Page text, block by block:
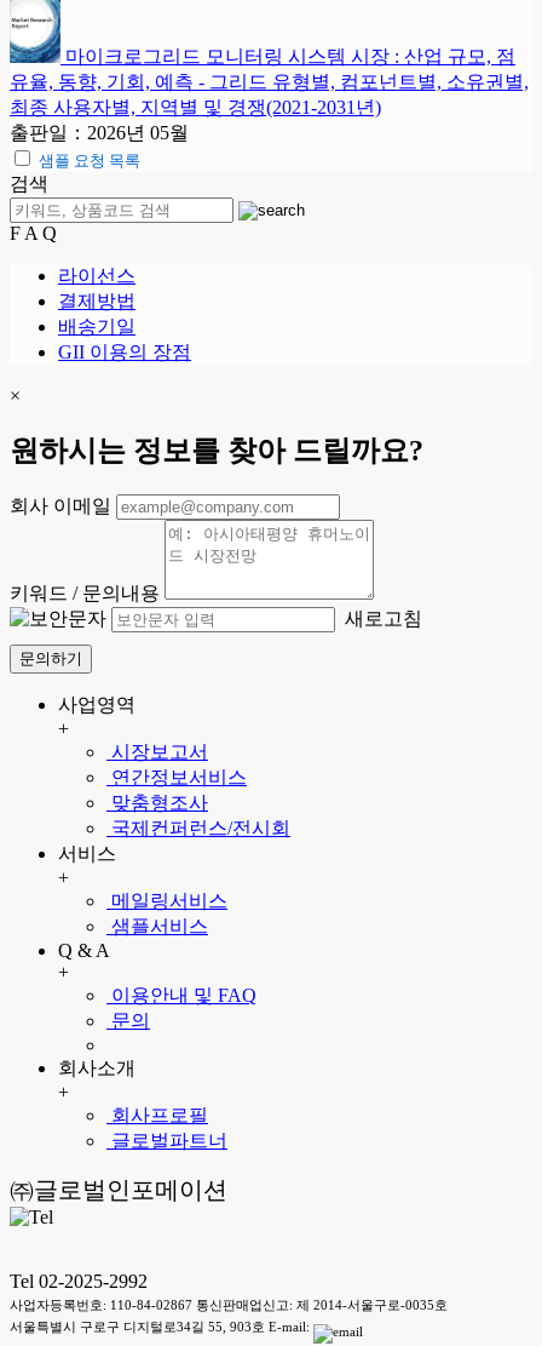
마이크로그리드 모니터링 시스템 시장 : 산업 규모, 점
유율, 동향, 기회, 예측 - 그리드 유형별, 컴포넌트별, 소유권별,
최종 사용자별, 지역별 및 경쟁(2021-2031년)
출판일：2026년 05월
샘플 요청 목록
검색
F A Q
라이선스
결제방법
배송기일
GII 이용의 장점
×
원하시는 정보를 찾아 드릴까요?
회사 이메일
키워드 / 문의내용
새로고침
문의하기
사업영역
+
시장보고서
연간정보서비스
맞춤형조사
국제컨퍼런스/전시회
서비스
+
메일링서비스
샘플서비스
Q & A
+
이용안내 및 FAQ
문의
회사소개
+
회사프로필
글로벌파트너
㈜글로벌인포메이션
Tel 02-2025-2992
사업자등록번호: 110-84-02867 통신판매업신고: 제 2014-서울구로-0035호
서울특별시 구로구 디지털로34길 55, 903호 E-mail: